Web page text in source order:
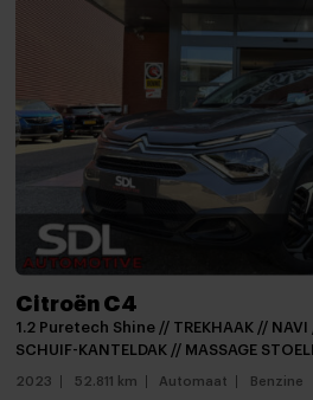
Android auto
APPLE CARPLAY
Apple Carplay / Android auto
APPLE CARPLAY NAVIGATIE
Audio installatie
Aux en USB Aansluiting
Bluetooth telefoonvoorbereiding
Bluetooth
keyless entry/start
Citroën C4
1.2 Puretech Shine // TREKHAAK // NAVI
SCHUIF-KANTELDAK // MASSAGE
2023 52.811 km Automaat Benzine